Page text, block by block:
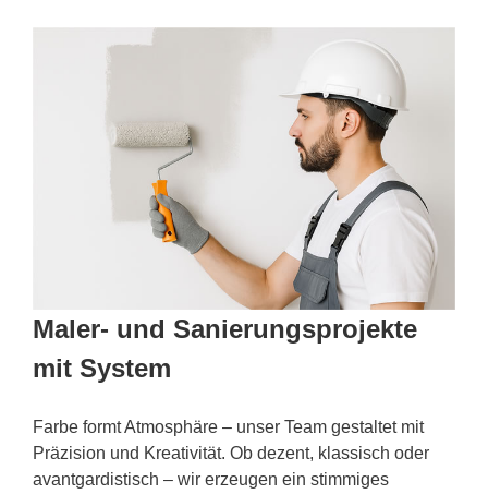
Maler- und Sanierungsprojekte
mit System
Farbe formt Atmosphäre – unser Team gestaltet mit
Präzision und Kreativität. Ob dezent, klassisch oder
avantgardistisch – wir erzeugen ein stimmiges